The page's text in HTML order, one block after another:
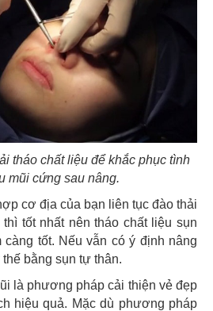
tháo chất liệu để khắc phục tình
mũi cứng sau nâng.
cơ địa của bạn liên tục đào thải
tốt nhất nên tháo chất liệu sụn
tốt. Nếu vẫn có ý định nâng
bằng sụn tự thân.
là phương pháp cải thiện vẻ đẹp
hiệu quả. Mặc dù phương pháp